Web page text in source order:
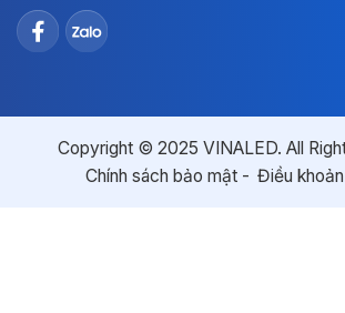
Copyright © 2025 VINALED. All
Chính sách bảo mật
Điều